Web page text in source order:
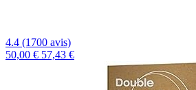
4.4 (1700 avis)
50,00 € 57,43 €